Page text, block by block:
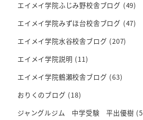
エイメイ学院ふじみ野校舎ブログ (49)
エイメイ学院みずほ台校舎ブログ (47)
エイメイ学院水谷校舎ブログ (207)
エイメイ学院説明 (11)
エイメイ学院鶴瀬校舎ブログ (63)
おりくのブログ (18)
ジャングルジム 中学受験 平出優樹